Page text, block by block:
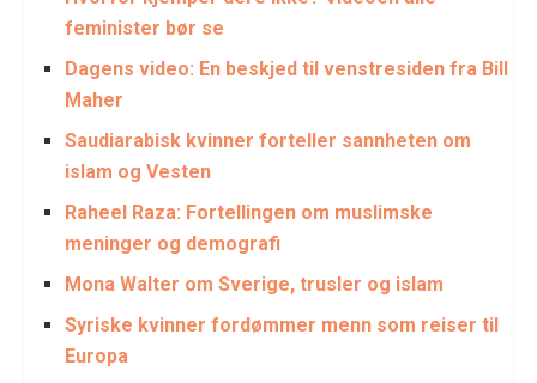
feminister bør se
Dagens video: En beskjed til venstresiden fra Bill
Maher
Saudiarabisk kvinner forteller sannheten om
islam og Vesten
Raheel Raza: Fortellingen om muslimske
meninger og demografi
Mona Walter om Sverige, trusler og islam
Syriske kvinner fordømmer menn som reiser til
Europa